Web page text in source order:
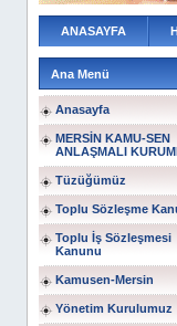
ANASAYFA
Ana Menü
Anasayfa
MERSİN KAMU-SEN
ANLAŞMALI
Tüzüğümüz
Toplu Sözleşme
Toplu İş Sözleşmesi
Kanunu
Kamusen-Mersin
Yönetim Kurulumuz